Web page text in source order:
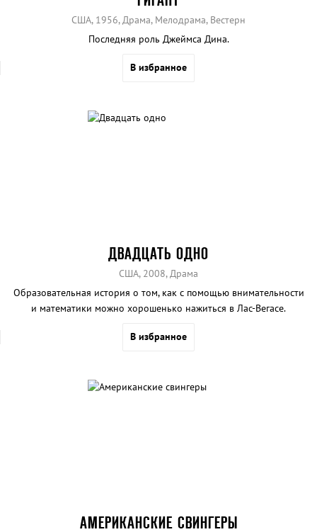
США, 1956, Драма, Мелодрама, Вестерн
Последняя роль Джеймса Дина.
В избранное
ДВАДЦАТЬ ОДНО
США, 2008, Драма
Образовательная история о том, как с помощью внимательности
и математики можно хорошенько нажиться в Лас-Вегасе.
В избранное
АМЕРИКАНСКИЕ СВИНГЕРЫ